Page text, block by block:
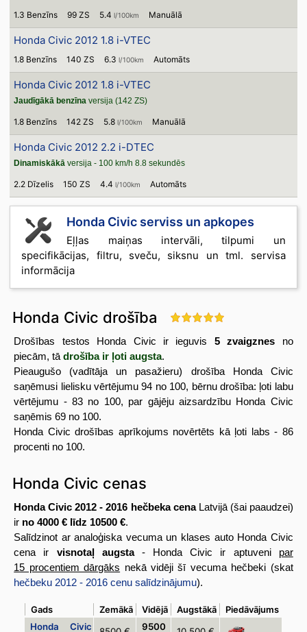
1.3 Benzīns 99 ZS 5.4l/100km Manuālā
Honda Civic 2012 1.8 i-VTEC
1.8 Benzīns 140 ZS 6.3l/100km Automāts
Honda Civic 2012 1.8 i-VTEC
Jaudīgākā benzīna versija (142 ZS)
1.8 Benzīns 142 ZS 5.8l/100km Manuālā
Honda Civic 2012 2.2 i-DTEC
Dinamiskākā versija - 100 km/h 8.8 sekundēs
2.2 Dīzelis 150 ZS 4.4l/100km Automāts
Honda Civic serviss un apkopes
Eļļas maiņas intervāli, tilpumi un
specifikācijas, filtru, sveču, siksnu un tml. servisa
informācija
Honda Civic drošība
Drošības testos Honda Civic ir ieguvis 5 zvaigznes no
piecām, tādrošība ir ļoti augsta.
Pieaugušo (vadītāja un pasažieru) drošība Honda Civic
saņēmusi lielisku vērtējumu 94 no 100, bērnu drošība: ļoti labu
vērtējumu - 83 no 100, par gājēju aizsardzību Honda Civic
saņēmis 69 no 100.
Honda Civic drošības aprīkojums novērtēts kā ļoti labs - 86
procenti no 100.
Honda Civic cenas
Honda Civic 2012 - 2016 hečbeka cenaLatvijā (šai paaudzei)
ir no 4000 € līdz 10500 €.
Salīdzinot ar analoģiska vecuma un klases auto Honda Civic
cena ir visnotaļ augsta- Honda Civic ir aptuveni par
15 procentiem dārgāks nekā vidēji šī vecuma hečbeki (skat
hečbeku 2012 - 2016 cenu salīdzinājumu).
Gads Zemākā Vidējā Augstākā
Piedāvājums
Honda Civic
9500